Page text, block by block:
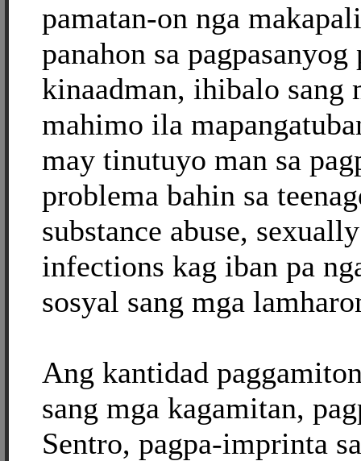
pamatan-on nga
panahon sa
kinaadman, ihibalo sang
mahimo ila
may tinutuyo man sa
problema bahin sa
substance abuse,
infections kag iban pa
sosyal sang mga
Ang kantidad
sang mga kagamitan,
Sentro, pagpa-imprinta